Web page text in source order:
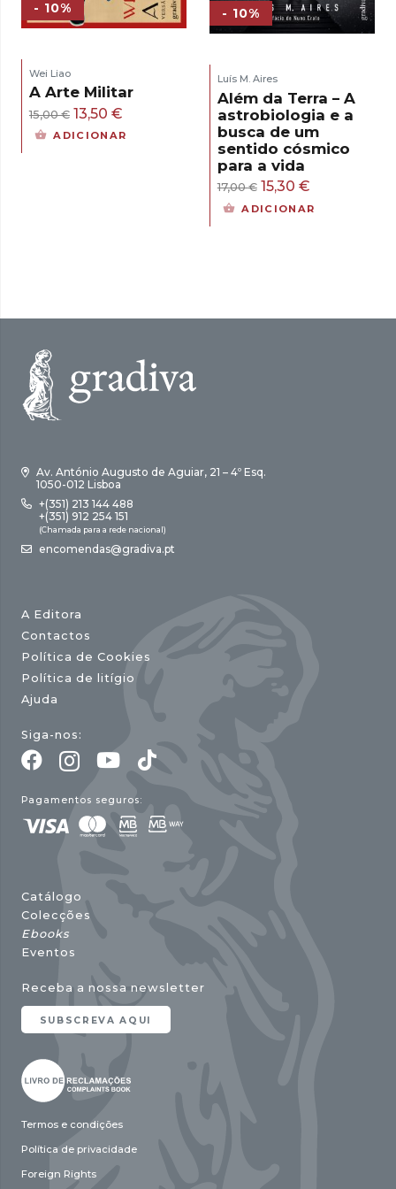
- 10%
Wei Liao
A Arte Militar
15,00€ O
preço
13,50 €
preço
ADICIONAR
- 10%
Luís M. Aires
Além da Terra – A
astrobiologia e a
busca de um
sentido cósmico
para a vida
17,00€ O
preço
15,30 €O
preço
ADICIONAR
Av. António Augusto de Aguiar, 21 – 4º Esq.
1050-012 Lisboa
+(351) 213 144 488
+(351) 912 254 151
(Chamada para a rede nacional)
encomendas@gradiva.pt
A Editora
Contactos
Política de Cookies
Política de litígio
Ajuda
Siga-nos:
Pagamentos seguros:
Catálogo
Colecções
Ebooks
Eventos
Receba a nossa newsletter
SUBSCREVA AQUI
Termos e condições
Política de privacidade
Foreign Rights